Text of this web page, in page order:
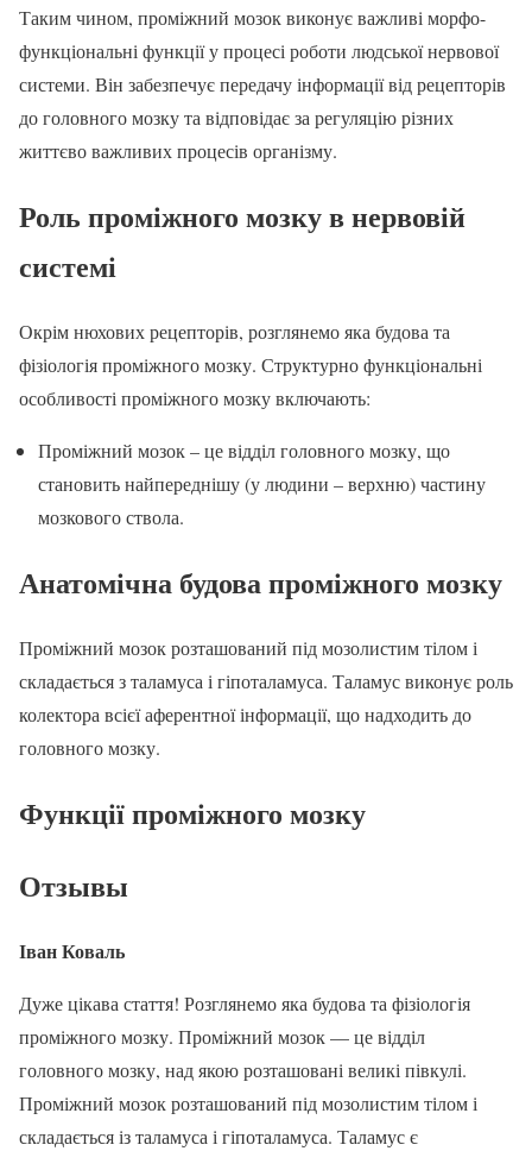
Таким чином, проміжний мозок виконує важливі морфо-
функціональні функції у процесі роботи людської нервової
системи. Він забезпечує передачу інформації від рецепторів
до головного мозку та відповідає за регуляцію різних
життєво важливих процесів організму.
Роль проміжного мозку в нервовій
системі
Окрім нюхових рецепторів, розглянемо яка будова та
фізіологія проміжного мозку. Структурно функціональні
особливості проміжного мозку включають:
Проміжний мозок – це відділ головного мозку, що
становить найпереднішу (у людини – верхню) частину
мозкового ствола.
Анатомічна будова проміжного мозку
Проміжний мозок розташований під мозолистим тілом і
складається з таламуса і гіпоталамуса. Таламус виконує роль
колектора всієї аферентної інформації, що надходить до
головного мозку.
Функції проміжного мозку
Отзывы
Іван Коваль
Дуже цікава стаття! Розглянемо яка будова та фізіологія
проміжного мозку. Проміжний мозок — це відділ
головного мозку, над якою розташовані великі півкулі.
Проміжний мозок розташований під мозолистим тілом і
складається із таламуса і гіпоталамуса. Таламус є